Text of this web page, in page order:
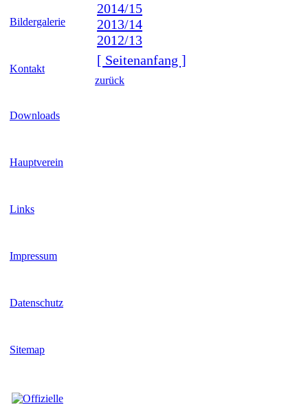
Bildergalerie
Kontakt
Downloads
Hauptverein
Links
Impressum
Datenschutz
Sitemap
2014/15
2013/14
2012/13
[ Seitenanfang ]
zurück